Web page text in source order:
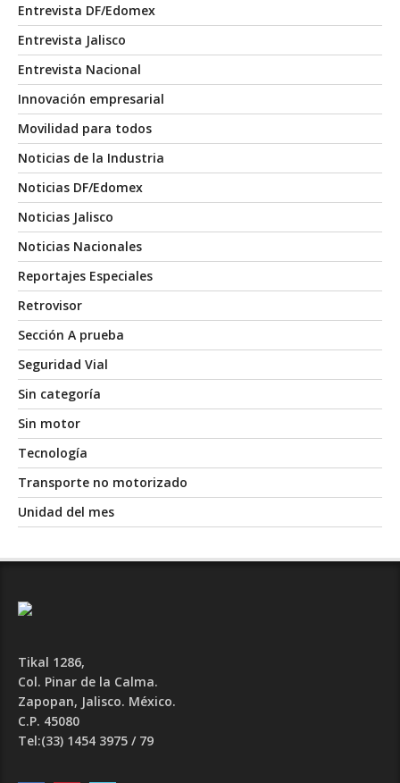
Entrevista DF/Edomex
Entrevista Jalisco
Entrevista Nacional
Innovación empresarial
Movilidad para todos
Noticias de la Industria
Noticias DF/Edomex
Noticias Jalisco
Noticias Nacionales
Reportajes Especiales
Retrovisor
Sección A prueba
Seguridad Vial
Sin categoría
Sin motor
Tecnología
Transporte no motorizado
Unidad del mes
Tikal 1286,
Col. Pinar de la Calma.​
Zapopan, Jalisco. México.
C.P. 45080​
Tel:(33) 1454 3975 / 79